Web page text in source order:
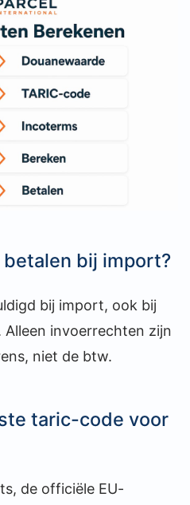
bij import?
bij import, ook bij
invoerrechten zijn
niet de btw.
taric-code voor
de officiële EU-